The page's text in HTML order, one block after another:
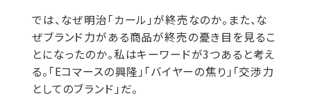
では、なぜ明治「カール」が終売なのか。また、な
ぜブランド力がある商品が終売の憂き目を見るこ
とになったのか。私はキーワードが3つあると考え
る。「Eコマースの興隆」「バイヤーの焦り」「交渉力
としてのブランド」だ。